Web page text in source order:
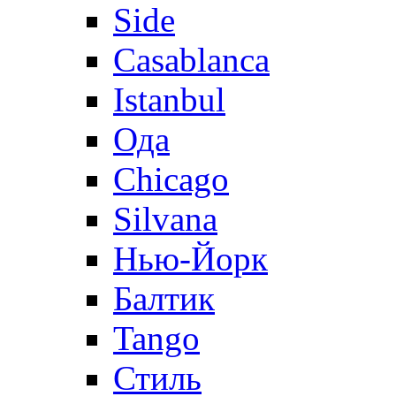
Side
Casablanca
Istanbul
Ода
Chicago
Silvana
Нью-Йорк
Балтик
Tango
Стиль